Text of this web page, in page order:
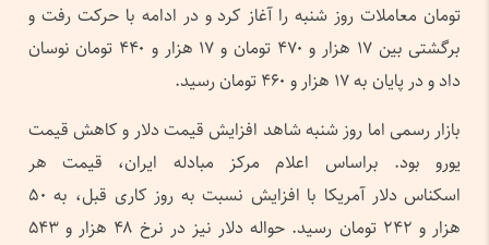
تومان معاملات روز شنبه را آغاز کرد و در ادامه با حرکت رفت و
برگشتی بین ۱۷ هزار و ۴۷۰ تومان و ۱۷ هزار و ۴۴۰ تومان نوسان
داد و در پایان به ۱۷ هزار و ۴۶۰ تومان رسید.
بازار رسمی اما روز شنبه شاهد افزایش قیمت دلار و کاهش قیمت
یورو بود. براساس اعلام مرکز مبادله ایران، قیمت هر
اسکناس دلار آمریکا با افزایش نسبت به روز کاری قبل، به ۵۰
هزار و ۲۴۲ تومان رسید. حواله دلار نیز در نرخ ۴۸ هزار و ۵۴۳